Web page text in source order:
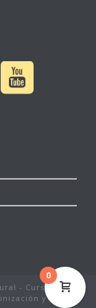
- Cursos de
y mucho
0